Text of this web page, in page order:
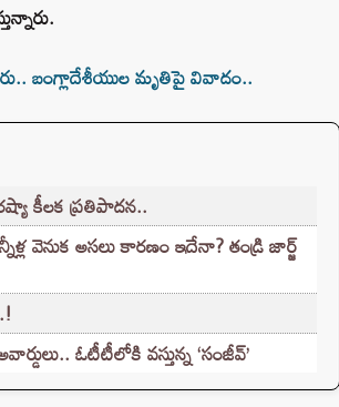
బంగ్లాదేశీయుల మృతిపై వివాదం..
కీలక ప్రతిపాదన..
వెనుక అసలు కారణం ఇదేనా? తండ్రి జార్జ్
ఓటీటీలోకి వస్తున్న ‘సంజీవ్’